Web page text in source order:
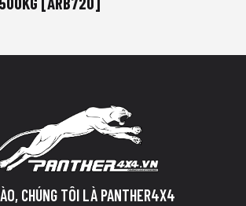
CHÚNG TÔI LÀ PANTHER4X4